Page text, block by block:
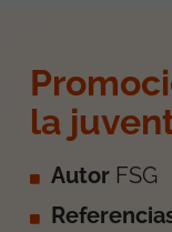
la
Autor FSG